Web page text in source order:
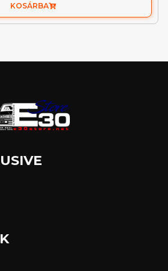
KOSÁRBA